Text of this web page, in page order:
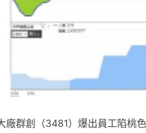
廠群創（3481）爆出員工陷桃